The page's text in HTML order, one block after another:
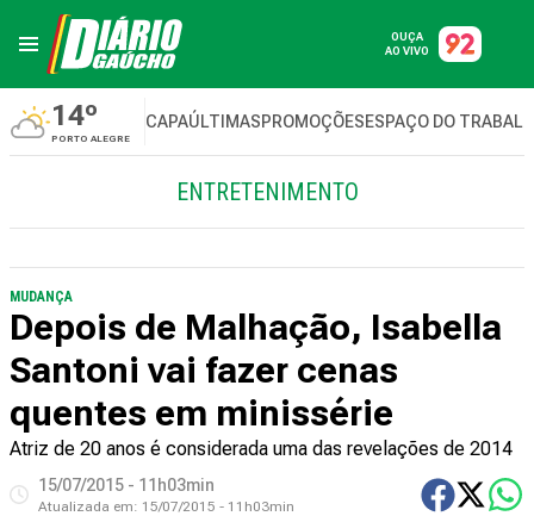
OUÇA
AO VIVO
14º
PORTO ALEGRE
CAPAÚLTIMASPROMOÇÕESESPAÇO DO
ENTRETENIMENTO
MUDANÇA
Depois de Malhação, Isabella
Santoni vai fazer cenas
quentes em minissérie
Atriz de 20 anos é considerada uma das revelações de 2014
15/07/2015 - 11h03min
Atualizada em: 15/07/2015 - 11h03min